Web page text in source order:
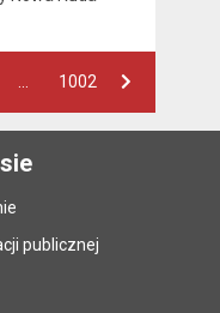
1002
publicznej